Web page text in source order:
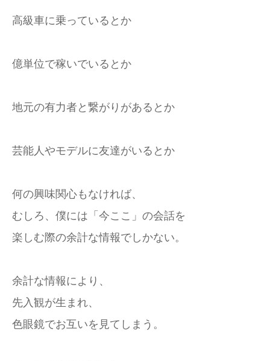
高級車に乗っているとか
億単位で稼いでいるとか
地元の有力者と繋がりがあるとか
芸能人やモデルに友達がいるとか
何の興味関心もなければ、
むしろ、僕には「今ここ」の会話を
楽しむ際の余計な情報でしかない。
余計な情報により、
先入観が生まれ、
色眼鏡でお互いを見てしまう。